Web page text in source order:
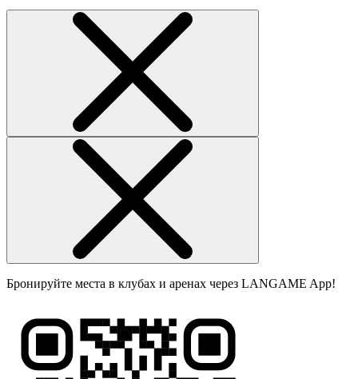
Бронируйте места в клубах и аренах через LANGAME App!